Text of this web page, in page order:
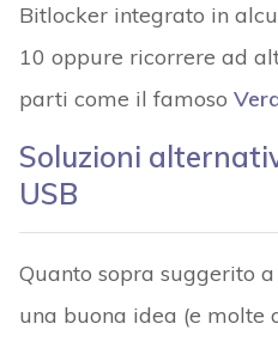
Bitlocker integrato in
10 oppure ricorrere ad
parti come il famoso
Soluzioni
USB
Quanto sopra suggerito
una buona idea (e molte